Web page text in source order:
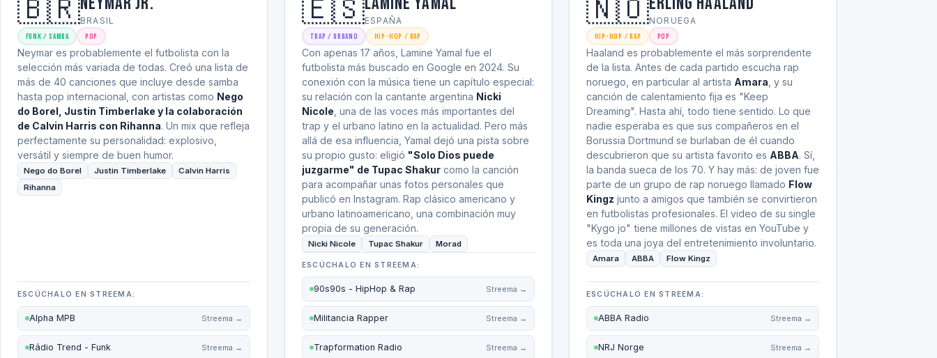
🇧🇷BRASIL
Funk / Samba Pop
Neymar es probablemente el futbolista con la
selección más variada de todas. Creó una lista de
más de 40 canciones que incluye desde samba
hasta pop internacional, con artistas como Nego
do Borel, Justin Timberlake y la colaboración
de Calvin Harris con Rihanna. Un mix que refleja
perfectamente su personalidad: explosivo,
versátil y siempre de buen humor.
Nego do Borel Justin Timberlake
Calvin Harris
Rihanna
ESCÚCHALO EN STREEMA:
Alpha MPB Streema →
Rádio Trend - Funk Streema →
🇪🇸ESPAÑA
Trap / Urbano Hip-Hop / Rap
Con apenas 17 años, Lamine Yamal fue el
futbolista más buscado en Google en 2024. Su
conexión con la música tiene un capítulo especial:
su relación con la cantante argentina Nicki
Nicole , una de las voces más importantes del
trap y el urbano latino en la actualidad. Pero más
allá de esa influencia, Yamal dejó una pista sobre
su propio gusto: eligió "Solo Dios puede
juzgarme" de Tupac Shakur como la canción
para acompañar unas fotos personales que
publicó en Instagram. Rap clásico americano y
urbano latinoamericano, una combinación muy
propia de su generación.
Nicki Nicole Tupac Shakur Morad
ESCÚCHALO EN STREEMA:
90s90s - HipHop & Rap Streema →
Militancia Rapper Streema →
Trapformation Radio Streema →
🇳🇴NORUEGA
Hip-Hop / Rap Pop
Haaland es probablemente el más sorprendente
de la lista. Antes de cada partido escucha rap
noruego, en particular al artista Amara , y su
canción de calentamiento fija es "Keep
Dreaming". Hasta ahí, todo tiene sentido. Lo que
nadie esperaba es que sus compañeros en el
Borussia Dortmund se burlaban de él cuando
descubrieron que su artista favorito es ABBA. Sí,
la banda sueca de los 70. Y hay más: de joven fue
parte de un grupo de rap noruego llamado Flow
Kingz junto a amigos que también se convirtieron
en futbolistas profesionales. El video de su single
"Kygo jo" tiene millones de vistas en YouTube y
es toda una joya del entretenimiento involuntario.
Amara ABBA Flow Kingz
ESCÚCHALO EN STREEMA:
ABBA Radio Streema →
NRJ Norge Streema →